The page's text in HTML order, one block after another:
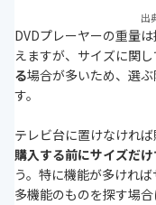
出
DVDプレーヤーの重量
えますが、サイズに関し
る場合が多いため、選
す。
テレビ台に置けなけれ
購入する前にサイズだ
う。特に機能が多けれ
多機能のものを探す場合